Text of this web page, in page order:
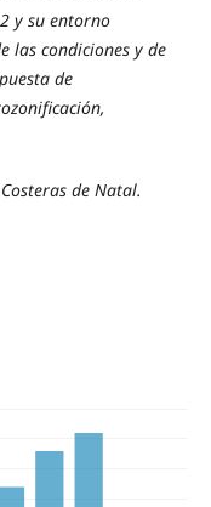
y su entorno
las condiciones y de
de
de Natal.